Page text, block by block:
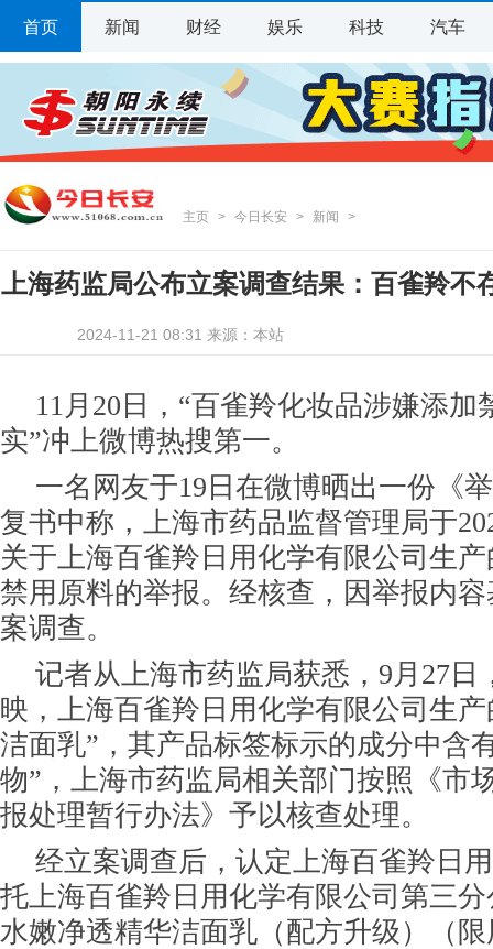
首页 新闻 财经 娱乐 科技 汽车
主页 > 今日长安 > 新闻 >
上海药监局公布立案调查结果：百雀羚不
2024-11-21 08:31 来源：本站
11月20日，“百雀羚化妆品涉嫌添加
实”冲上微博热搜第一。
一名网友于19日在微博晒出一份《
复书中称，上海市药品监督管理局于
关于上海百雀羚日用化学有限公司生
禁用原料的举报。经核查，因举报内
案调查。
记者从上海市药监局获悉，9月27日
映，上海百雀羚日用化学有限公司生
洁面乳”，其产品标签标示的成分中含
物”，上海市药监局相关部门按照《市
报处理暂行办法》予以核查处理。
经立案调查后，认定上海百雀羚日
托上海百雀羚日用化学有限公司第三
水嫩净透精华洁面乳（配方升级）（